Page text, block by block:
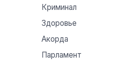
Криминал
Здоровье
Акорда
Парламент